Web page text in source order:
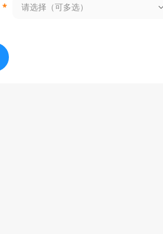
* 请选择（可多选）